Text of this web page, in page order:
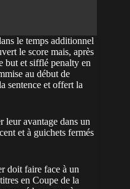
le temps additionnel
le score mais, après
but et sifflé penalty en
au début de
sentence et offert la
leur avantage dans un
et à guichets fermés
doit faire face à un
en Coupe de la